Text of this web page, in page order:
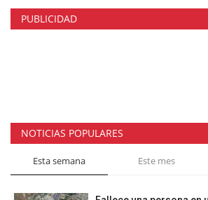
PUBLICIDAD
NOTICIAS POPULARES
Esta semana Este mes